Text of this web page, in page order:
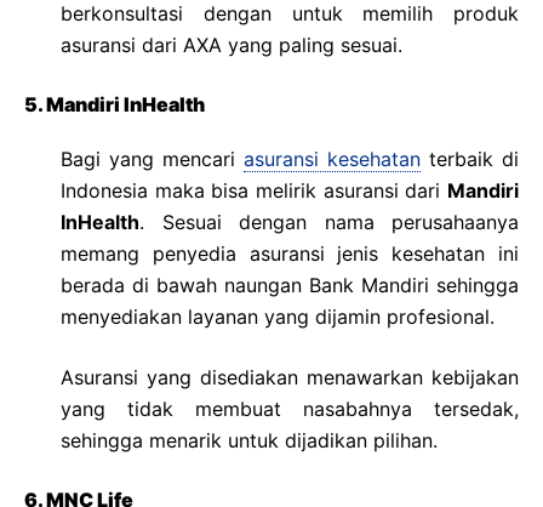
berkonsultasi dengan untuk memilih produk
asuransi dari AXA yang paling sesuai.
5. Mandiri InHealth
Bagi yang mencari asuransi kesehatan terbaik di
Indonesia maka bisa melirik asuransi dari Mandiri
InHealth. Sesuai dengan nama perusahaanya
memang penyedia asuransi jenis kesehatan ini
berada di bawah naungan Bank Mandiri sehingga
menyediakan layanan yang dijamin profesional.
Asuransi yang disediakan menawarkan kebijakan
yang tidak membuat nasabahnya tersedak,
sehingga menarik untuk dijadikan pilihan.
6. MNC Life